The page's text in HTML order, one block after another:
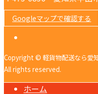
Googleマップで確認する
Copyright © 軽貨物配送なら愛
All rights reserved.
ホーム